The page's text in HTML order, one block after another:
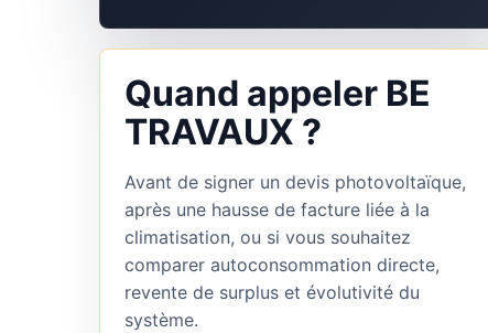
Quand appeler BE
TRAVAUX ?
Avant de signer un devis photovoltaïque,
après une hausse de facture liée à la
climatisation, ou si vous souhaitez
comparer autoconsommation directe,
revente de surplus et évolutivité du
système.